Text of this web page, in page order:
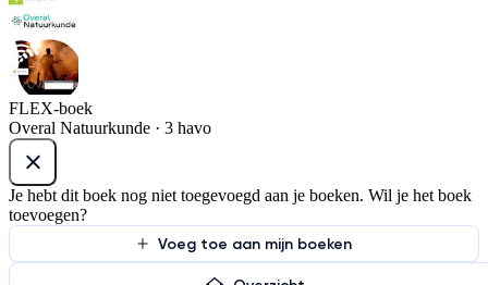
FLEX-boek
Overal Natuurkunde · 3 havo
Je hebt dit boek nog niet toegevoegd aan je boeken. Wil je het boek
toevoegen?
Voeg toe aan mijn boeken